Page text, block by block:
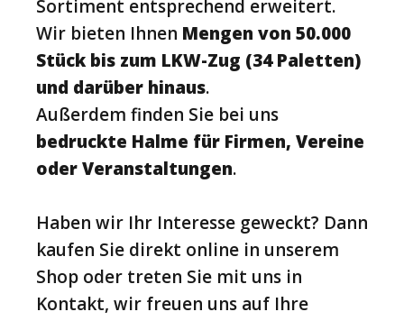
Sortiment entsprechend erweitert.
Wir bieten Ihnen Mengen von 50.000
Stück bis zum LKW-Zug (34 Paletten)
und darüber hinaus.
Außerdem finden Sie bei uns
bedruckte Halme für Firmen, Vereine
oder Veranstaltungen.
Haben wir Ihr Interesse geweckt? Dann
kaufen Sie direkt online in unserem
Shop oder treten Sie mit uns in
Kontakt, wir freuen uns auf Ihre